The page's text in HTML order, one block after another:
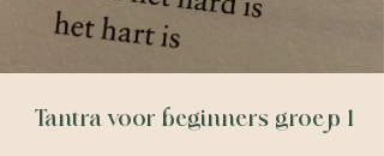
Tantra voor beginners groep 1